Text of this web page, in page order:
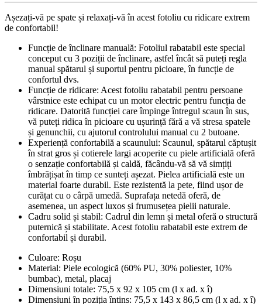
Așezați-vă pe spate și relaxați-vă în acest fotoliu cu ridicare extrem
de confortabil!
Funcție de înclinare manuală: Fotoliul rabatabil este special
conceput cu 3 poziții de înclinare, astfel încât să puteți regla
manual spătarul și suportul pentru picioare, în funcție de
confortul dvs.
Funcție de ridicare: Acest fotoliu rabatabil pentru persoane
vârstnice este echipat cu un motor electric pentru funcția de
ridicare. Datorită funcției care împinge întregul scaun în sus,
vă puteți ridica în picioare cu ușurință fără a vă stresa spatele
și genunchii, cu ajutorul controlului manual cu 2 butoane.
Experiență confortabilă a scaunului: Scaunul, spătarul căptușit
în strat gros și cotierele largi acoperite cu piele artificială oferă
o senzație confortabilă și caldă, făcându-vă să vă simțiți
îmbrățișat în timp ce sunteți așezat. Pielea artificială este un
material foarte durabil. Este rezistentă la pete, fiind ușor de
curățat cu o cârpă umedă. Suprafața netedă oferă, de
asemenea, un aspect luxos și frumusețea pielii naturale.
Cadru solid și stabil: Cadrul din lemn și metal oferă o structură
puternică și stabilitate. Acest fotoliu rabatabil este extrem de
confortabil și durabil.
Culoare: Roșu
Material: Piele ecologică (60% PU, 30% poliester, 10%
bumbac), metal, placaj
Dimensiuni totale: 75,5 x 92 x 105 cm (l x ad. x î)
Dimensiuni în poziția întins: 75,5 x 143 x 86,5 cm (l x ad. x î)